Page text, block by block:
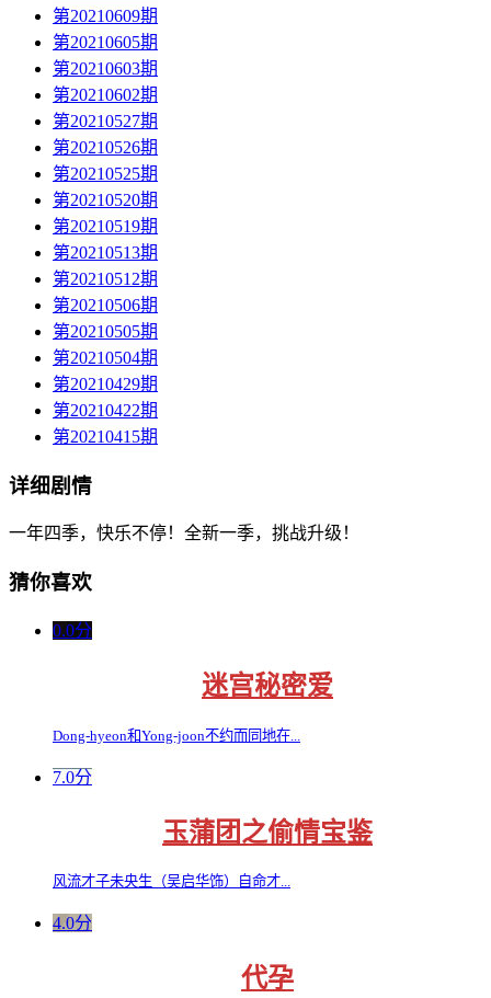
第20210609期
第20210605期
第20210603期
第20210602期
第20210527期
第20210526期
第20210525期
第20210520期
第20210519期
第20210513期
第20210512期
第20210506期
第20210505期
第20210504期
第20210429期
第20210422期
第20210415期
详细剧情
一年四季，快乐不停！全新一季，挑战升级！
猜你喜欢
0.0分
迷宫秘密爱
Dong-hyeon和Yong-joon不约而同地在...
7.0分
玉蒲团之偷情宝鉴
风流才子未央生（吴启华饰）自命才...
4.0分
代孕